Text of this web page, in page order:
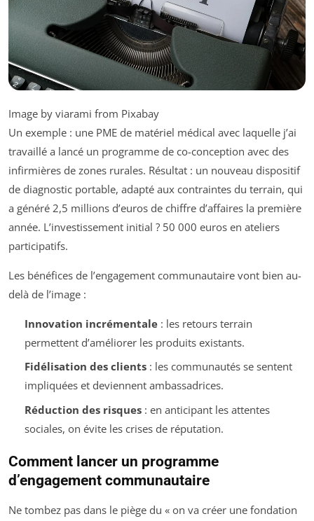
Image by viarami from Pixabay
Un exemple : une PME de matériel médical avec laquelle j’ai
travaillé a lancé un programme de co-conception avec des
infirmières de zones rurales. Résultat : un nouveau dispositif
de diagnostic portable, adapté aux contraintes du terrain, qui
a généré 2,5 millions d’euros de chiffre d’affaires la première
année. L’investissement initial ? 50 000 euros en ateliers
participatifs.
Les bénéfices de l’engagement communautaire vont bien au-
delà de l’image :
Innovation incrémentale: les retours terrain
permettent d’améliorer les produits existants.
Fidélisation des clients: les communautés se sentent
impliquées et deviennent ambassadrices.
Réduction des risques: en anticipant les attentes
sociales, on évite les crises de réputation.
Comment lancer un programme
d’engagement communautaire
Ne tombez pas dans le piège du « on va créer une fondation